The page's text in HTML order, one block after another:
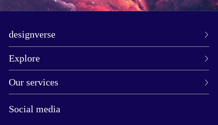
designverse
Explore
Our services
Social media